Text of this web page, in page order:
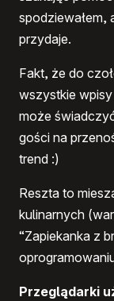
spodziewałem,
przydaje.
Fakt, że do
wszystkie
może
gości na
trend :)
Reszta to
kulinarnych
“Zapiekanka z
Przeglądarki